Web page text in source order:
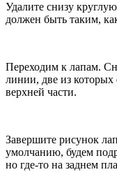
Удалите снизу
должен быть таким,
Переходим к лапам.
линии, две из которых
верхней части.
Завершите рисунок
умолчанию, будем
но где-то на заднем